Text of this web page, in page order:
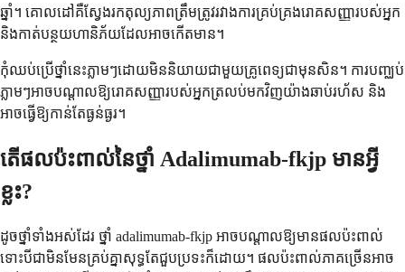
ឆ្នាំ។ គោលដៅគឺស្វែងរកតុល្យភាពត្រឹមត្រូវរវាងការគ្រប់គ្រងរោគសញ្ញារបស់អ្នក
និងកាត់បន្ថយហានិភ័យដែលអាចកើតមាន។
កុំឈប់ប្រើថ្នាំនេះភ្លាមៗដោយមិននិយាយជាមួយគ្រូពេទ្យជាមុនសិន។ ការបញ្ឈប់
ភ្លាមៗអាចបណ្តាលឱ្យរោគសញ្ញារបស់អ្នកត្រលប់មកវិញយ៉ាងឆាប់រហ័ស និង
អាចធ្វើឱ្យកាន់តែធ្ងន់ធ្ងរ។
តើផលប៉ះពាល់នៃថ្នាំ Adalimumab-fkjp មានអ្វី
ខ្លះ?
ដូចថ្នាំទាំងអស់ដែរ ថ្នាំ adalimumab-fkjp អាចបណ្តាលឱ្យមានផលប៉ះពាល់
ទោះបីជាមិនមែនគ្រប់គ្នាសុទ្ធតែជួបប្រទះក៏ដោយ។ ផលប៉ះពាល់ភាគច្រើនអាច